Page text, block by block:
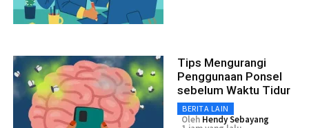
Tips Mengurangi
Penggunaan Ponsel
sebelum Waktu Tidur
BERITA LAIN
Oleh Hendy Sebayang